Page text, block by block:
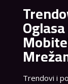
Trendovi i